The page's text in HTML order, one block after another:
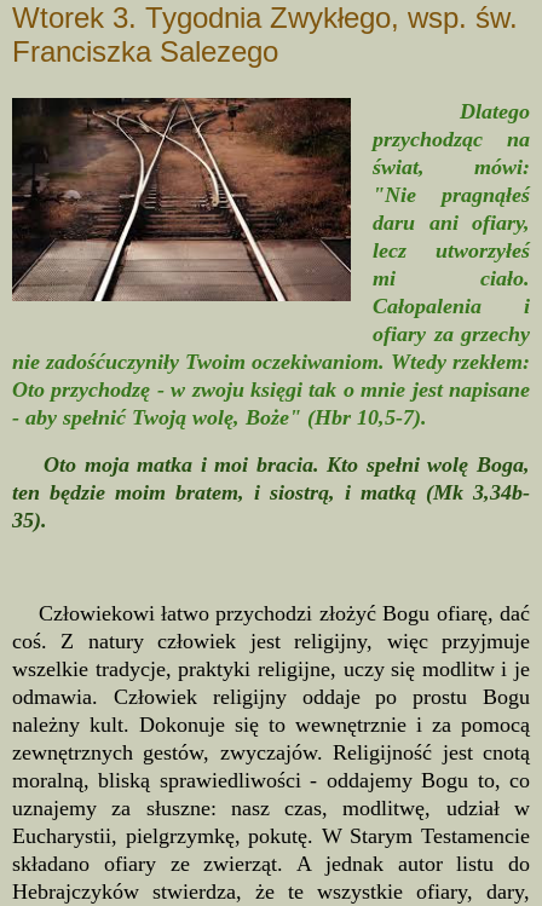
Wtorek 3. Tygodnia Zwykłego, wsp. św.
Franciszka Salezego
Dlatego
przychodząc na
świat, mówi:
"Nie pragnąłeś
daru ani ofiary,
lecz utworzyłeś
mi ciało.
Całopalenia i
ofiary za grzechy
nie zadośćuczyniły Twoim oczekiwaniom. Wtedy rzekłem:
Oto przychodzę - w zwoju księgi tak o mnie jest napisane
- aby spełnić Twoją wolę, Boże" (Hbr 10,5-7).
Oto moja matka i moi bracia. Kto spełni wolę Boga,
ten będzie moim bratem, i siostrą, i matką (Mk 3,34b-
35).
Człowiekowi łatwo przychodzi złożyć Bogu ofiarę, dać
coś. Z natury człowiek jest religijny, więc przyjmuje
wszelkie tradycje, praktyki religijne, uczy się modlitw i je
odmawia. Człowiek religijny oddaje po prostu Bogu
należny kult. Dokonuje się to wewnętrznie i za pomocą
zewnętrznych gestów, zwyczajów. Religijność jest cnotą
moralną, bliską sprawiedliwości - oddajemy Bogu to, co
uznajemy za słuszne: nasz czas, modlitwę, udział w
Eucharystii, pielgrzymkę, pokutę. W Starym Testamencie
składano ofiary ze zwierząt. A jednak autor listu do
Hebrajczyków stwierdza, że te wszystkie ofiary, dary,